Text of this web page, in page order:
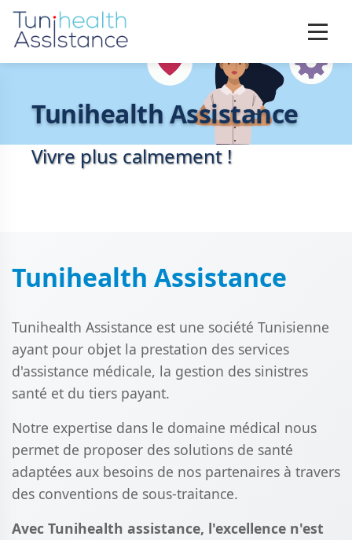
Tunihealth Assistance
Vivre plus calmement !
Tunihealth Assistance
Tunihealth Assistance est une société Tunisienne
ayant pour objet la prestation des services
d'assistance médicale, la gestion des sinistres
santé et du tiers payant.
Notre expertise dans le domaine médical nous
permet de proposer des solutions de santé
adaptées aux besoins de nos partenaires à travers
des conventions de sous-traitance.
Avec Tunihealth assistance, l'excellence n'est